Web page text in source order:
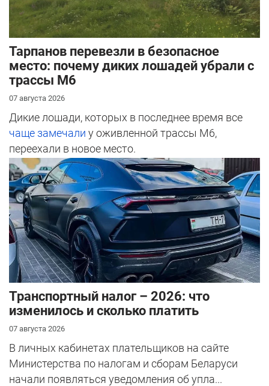
Тарпанов перевезли в безопасное
место: почему диких лошадей убрали с
трассы М6
07 августа 2026
Дикие лошади, которых в последнее время все
чаще замечали у оживленной трассы М6,
переехали в новое место.
Транспортный налог – 2026: что
изменилось и сколько платить
07 августа 2026
В личных кабинетах плательщиков на сайте
Министерства по налогам и сборам Беларуси
начали появляться уведомления об упла...